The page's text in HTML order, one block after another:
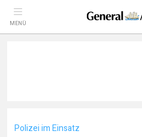
MENÜ
Polizei im Einsatz